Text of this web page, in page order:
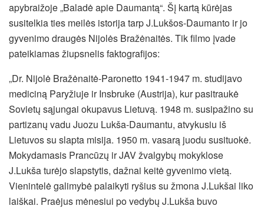
apybraižoje „Baladė apie Daumantą“. Šį kartą kūrėjas
susitelkia ties meilės istorija tarp J.Lukšos-Daumanto ir jo
gyvenimo draugės Nijolės Bražėnaitės. Tik filmo įvade
pateikiamas žiupsnelis faktografijos:
„Dr. Nijolė Bražėnaitė-Paronetto 1941-1947 m. studijavo
mediciną Paryžiuje ir Insbruke (Austrija), kur pasitraukė
Sovietų sąjungai okupavus Lietuvą. 1948 m. susipažino su
partizanų vadu Juozu Lukša-Daumantu, atvykusiu iš
Lietuvos su slapta misija. 1950 m. vasarą juodu susituokė.
Mokydamasis Prancūzų ir JAV žvalgybų mokyklose
J.Lukša turėjo slapstytis, dažnai keitė gyvenimo vietą.
Vienintelė galimybė palaikyti ryšius su žmona J.Lukšai liko
laiškai. Praėjus mėnesiui po vedybų J.Lukša buvo